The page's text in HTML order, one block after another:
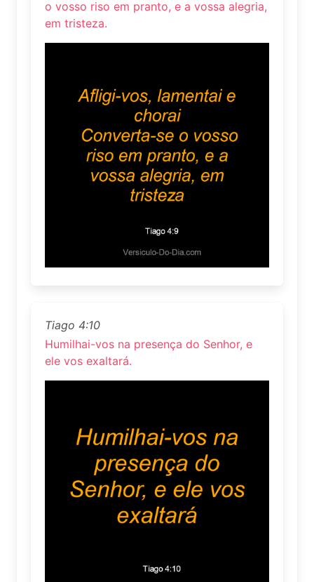
o vosso riso em pranto, e a vossa alegria,
em tristeza.
Tiago 4:10
Humilhai-vos na presença do Senhor, e
ele vos exaltará.